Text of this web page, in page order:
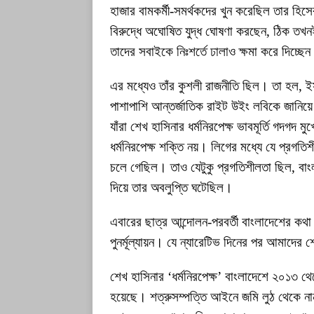
হাজার বামকর্মী-সমর্থকদের খুন করেছিল তার
বিরুদ্ধে অঘোষিত যুদ্ধ ঘোষণা করছেন, ঠিক
তাদের সবাইকে নিঃশর্তে ঢালাও ক্ষমা করে
এর মধ্যেও তাঁর কুশলী রাজনীতি ছিল। তা হল,
পাশাপাশি আন্তর্জাতিক রাইট উইং লবিকে
যাঁরা শেখ হাসিনার ধর্মনিরপেক্ষ ভাবমূর্তি
ধর্মনিরপেক্ষ শক্তি নয়। লিগের মধ্যে যে
চলে গেছিল। তাও যেটুকু প্রগতিশীলতা ছিল,
দিয়ে তার অবলুপ্তি ঘটেছিল।
এবারের ছাত্র আন্দোলন-পরবর্তী বাংলাদেশের
পুনর্মূল্যায়ন। যে ন্যারেটিভ দিনের পর
শেখ হাসিনার ‘ধর্মনিরপেক্ষ’ বাংলাদেশে
হয়েছে। শত্রুসম্পত্তি আইনে জমি লুঠ থেকে